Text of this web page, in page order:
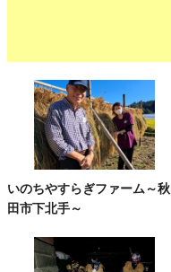
いのちやすらぎファーム～秋
田市下北手～